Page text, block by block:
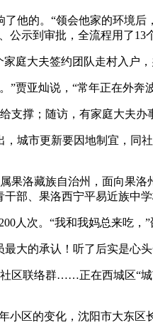
的。“领会他家的环境后
示到审批，全流程用了
大夫签约团队走村入户，
亚灿说，“常年正在外奔
撑；随访，有家庭大夫办
市更新要因地制宜，同
藏族自治州，面向果洛
部、果洛西宁平易近族中学
次。“我和我妈总来吃，”
的承认！听了后实是心头
联络群……正在西城区“城
区的变化，沈阳市大东区